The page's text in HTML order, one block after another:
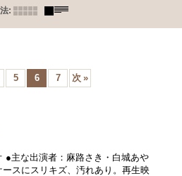
:
5 6 7 次 »
●主な出演者：麻路さき・白城あや
スにスリキズ、汚れあり。再生映